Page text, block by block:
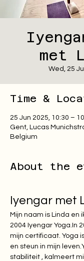
met
Wed, 25
Time &
25 Jun 2025, 10:30 –
Gent, Lucas
Belgium
About the
Iyengar met
​Mijn naam is Linda en
2004 Iyengar Yoga.In
mijn certificaat. Yoga
en steun in mijn
stabiliteit , kalmeert